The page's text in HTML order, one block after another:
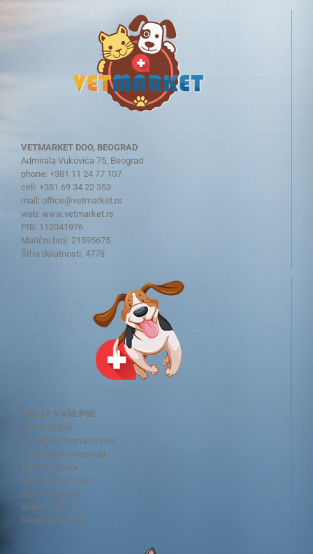
VETMARKET DOO, BEOGRAD
Admirala Vukovića 75, Beograd
phone: +381 11 24 77 107
cell: +381 69 34 22 353
mail: office@vetmarket.rs
web: www.vetmarket.rs
PIB: 112041976
Matični broj: 21595675
Šifra delatnosti: 4778
SVE ZA VAŠE PSE
Hrana za pse
Terapijska hrana za pse
Veterinarski preparati
Dodaci ishrani
Kozmetika za pse
Oprema za pse
Bolesti pasa
Saveti veterinara